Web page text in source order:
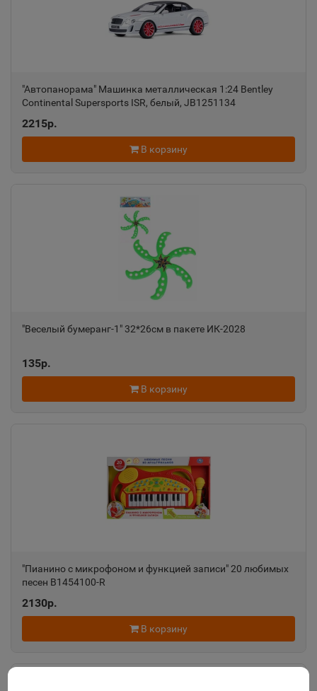
"Автопанорама" Машинка металлическая 1:24 Bentley
Continental Supersports ISR, белый, JB1251134
2215р.
В корзину
"Веселый бумеранг-1" 32*26см в пакете ИК-2028
135р.
В корзину
"Пианино с микрофоном и функцией записи" 20 любимых
песен B1454100-R
2130р.
В корзину